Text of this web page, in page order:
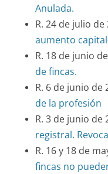
Anulada.
R. 24 de julio de
aumento
R. 18 de junio
de fincas.
R. 6 de junio de
de la profesión
R. 3 de junio de
registral.
R. 16 y 18 de
fincas no